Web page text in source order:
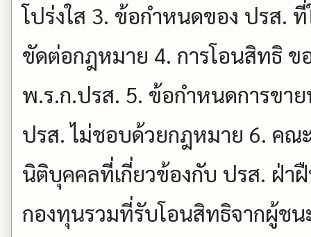
โปร่งใส 3. ข้อกำหนดของ ปรส.
ขัดต่อกฎหมาย 4. การโอนสิทธิ
พ.ร.ก.ปรส. 5. ข้อกำหนดการขา
ปรส. ไม่ชอบด้วยกฎหมาย 6. คณ
นิติบุคคลที่เกี่ยวข้องกับ ปรส. ฝ่า
กองทุนรวมที่รับโอนสิทธิจากผู้ช